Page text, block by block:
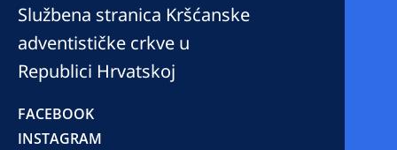
Službena stranica Kršćanske
adventističke crkve u
Republici Hrvatskoj
FACEBOOK
INSTAGRAM